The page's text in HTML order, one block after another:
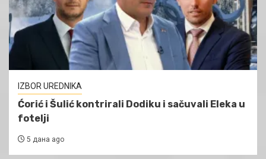
IZBOR UREDNIKA
Ćorić i Šulić kontrirali Dodiku i sačuvali Eleka u
fotelji
5 дана ago